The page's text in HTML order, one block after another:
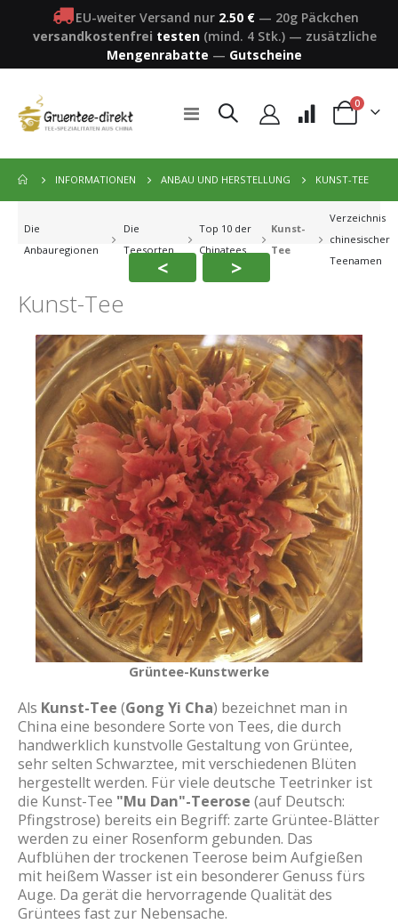
EU-weiter Versand nur 2.50 € — 20g Päckchen
versandkostenfrei testen(mind. 4 Stk.)— zusätzliche
Mengenrabatte — Gutscheine
Navigation
umschalten
Warenkorb
0Artikel
INFORMATIONEN ANBAU UND HERSTELLUNG KUNST-TEE
Die
Anbauregionen
Die
Teesorten
Top 10 der
Chinatees
Kunst-
Tee
Verzeichnis
chinesischer
Teenamen
< >
Kunst-Tee
Grüntee-Kunstwerke
Als Kunst-Tee (Gong Yi Cha) bezeichnet man in
China eine besondere Sorte von Tees, die durch
handwerklich kunstvolle Gestaltung von Grüntee,
sehr selten Schwarztee, mit verschiedenen Blüten
hergestellt werden. Für viele deutsche Teetrinker ist
die Kunst-Tee "Mu Dan"-Teerose (auf Deutsch:
Pfingstrose) bereits ein Begriff: zarte Grüntee-Blätter
werden zu einer Rosenform gebunden. Das
Aufblühen der trockenen Teerose beim Aufgießen
mit heißem Wasser ist ein besonderer Genuss fürs
Auge. Da gerät die hervorragende Qualität des
Grüntees fast zur Nebensache.